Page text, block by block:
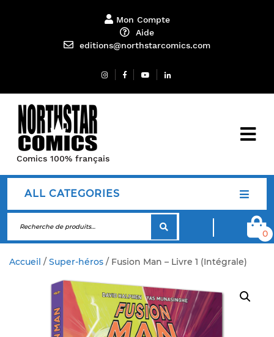
Mon Compte
Aide
editions@northstarcomics.com
Comics 100% français
ALL CATEGORIES
0
Accueil / Super-héros / Fusion Man – Livre 1 (Intégrale)